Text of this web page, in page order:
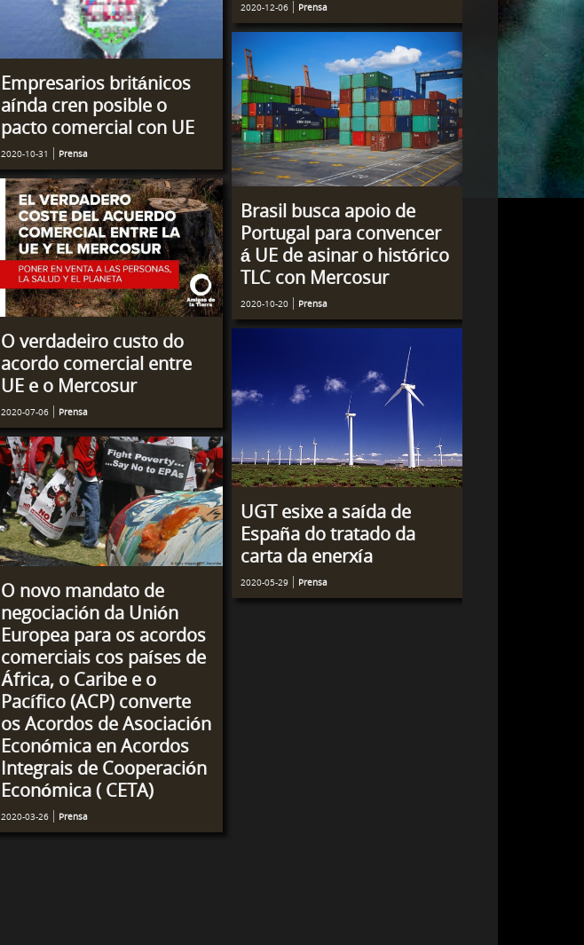
2020-12-06 Prensa
Empresarios británicos
aínda cren posible o
pacto comercial con UE
2020-10-31 Prensa
Brasil busca apoio de
Portugal para convencer
á UE de asinar o histórico
TLC con Mercosur
2020-10-20 Prensa
O verdadeiro custo do
acordo comercial entre
UE e o Mercosur
2020-07-06 Prensa
UGT esixe a saída de
España do tratado da
carta da enerxía
2020-05-29 Prensa
O novo mandato de
negociación da Unión
Europea para os acordos
comerciais cos países de
África, o Caribe e o
Pacífico (ACP) converte
os Acordos de Asociación
Económica en Acordos
Integrais de Cooperación
Económica ( CETA)
2020-03-26 Prensa